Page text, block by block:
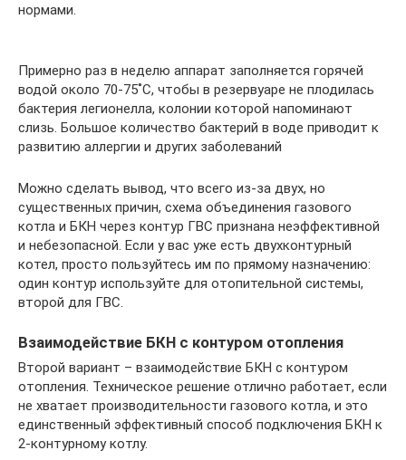
нормами.
Примерно раз в неделю аппарат заполняется горячей
водой около 70-75˚С, чтобы в резервуаре не плодилась
бактерия легионелла, колонии которой напоминают
слизь. Большое количество бактерий в воде приводит к
развитию аллергии и других заболеваний
Можно сделать вывод, что всего из-за двух, но
существенных причин, схема объединения газового
котла и БКН через контур ГВС признана неэффективной
и небезопасной. Если у вас уже есть двухконтурный
котел, просто пользуйтесь им по прямому назначению:
один контур используйте для отопительной системы,
второй для ГВС.
Взаимодействие БКН с контуром отопления
Второй вариант – взаимодействие БКН с контуром
отопления. Техническое решение отлично работает, если
не хватает производительности газового котла, и это
единственный эффективный способ подключения БКН к
2-контурному котлу.